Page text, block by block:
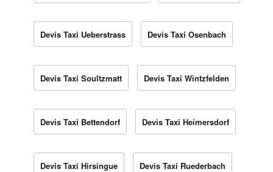
Devis Taxi Ueberstrass Devis Taxi Osenbach
Devis Taxi Soultzmatt Devis Taxi Wintzfelden
Devis Taxi Bettendorf Devis Taxi Heimersdorf
Devis Taxi Hirsingue Devis Taxi Ruederbach